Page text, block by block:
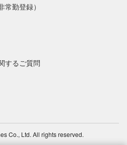
するご質問
勤登録）
Co., Ltd. All rights reserved.